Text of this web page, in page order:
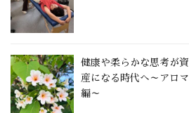
健康や柔らかな思考が資
産になる時代へ～アロマ
編～